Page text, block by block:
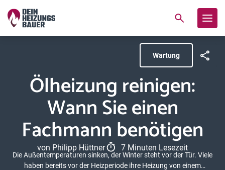
Wartung
Ölheizung reinigen:
Wann Sie einen
Fachmann benötigen
von Philipp Hüttner 7 Minuten Lesezeit
Die Außentemperaturen sinken, der Winter steht vor der Tür. Viele
haben bereits vor der Heizperiode ihre Heizung von einem